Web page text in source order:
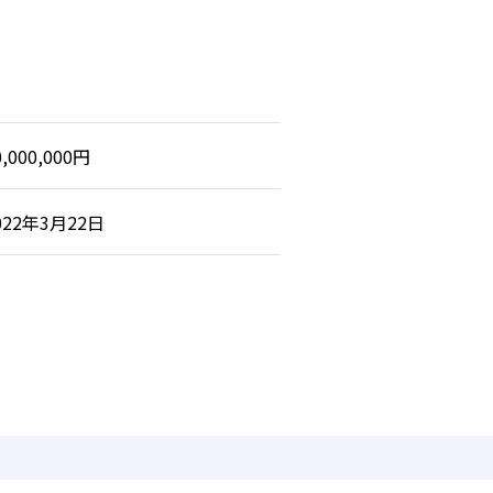
円
年3月22日